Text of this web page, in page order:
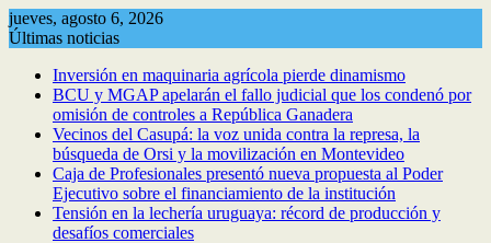
Saltar
al
jueves, agosto 6, 2026
Últimas noticias
Inversión en maquinaria agrícola pierde dinamismo
BCU y MGAP apelarán el fallo judicial que los condenó por
omisión de controles a República Ganadera
Vecinos del Casupá: la voz unida contra la represa, la
búsqueda de Orsi y la movilización en Montevideo
Caja de Profesionales presentó nueva propuesta al Poder
Ejecutivo sobre el financiamiento de la institución
Tensión en la lechería uruguaya: récord de producción y
desafíos comerciales